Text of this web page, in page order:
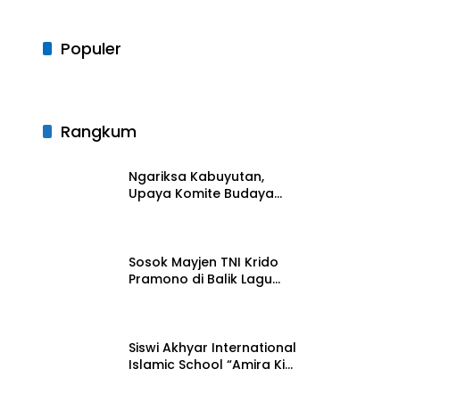
Populer
Rangkum
Ngariksa Kabuyutan,
Upaya Komite Budaya
Sosok Mayjen TNI Krido
Pramono di Balik Lagu
Siswi Akhyar International
Islamic School “Amira Kim”